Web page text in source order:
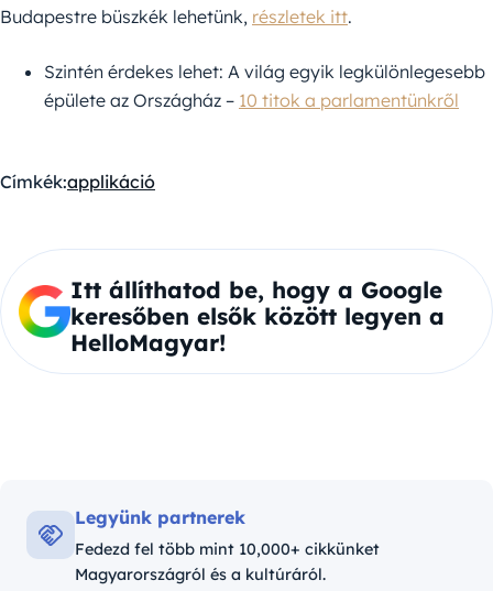
Budapestre büszkék lehetünk, részletek itt.
Szintén érdekes lehet: A világ egyik legkülönlegesebb
épülete az Országház – 10 titok a parlamentünkről
Címkék:applikáció
Itt állíthatod be, hogy a Google
keresőben elsők között legyen a
HelloMagyar!
Legyünk partnerek
Fedezd fel több mint 10,000+ cikkünket
Magyarországról és a kultúráról.